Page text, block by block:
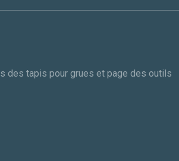
des tapis pour grues et page des outils